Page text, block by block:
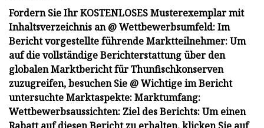
Fordern Sie Ihr KOSTENLOSES Musterexemplar mit
Inhaltsverzeichnis an @ Wettbewerbsumfeld: Im
Bericht vorgestellte führende Marktteilnehmer: Um
auf die vollständige Berichterstattung über den
globalen Marktbericht für Thunfischkonserven
zuzugreifen, besuchen Sie @ Wichtige im Bericht
untersuchte Marktaspekte: Marktumfang:
Wettbewerbsaussichten: Ziel des Berichts: Um einen